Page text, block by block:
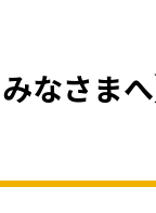
なさま